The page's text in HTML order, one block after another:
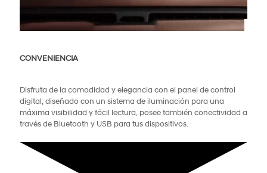
CONVENIENCIA
Disfruta de la comodidad y elegancia con el panel de control
digital, diseñado con un sistema de iluminación para una
máxima visibilidad y fácil lectura, posee también conectividad a
través de Bluetooth y USB para tus dispositivos.